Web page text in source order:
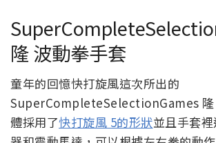
隆 波動拳手套
童年的回憶快打旋風這次所出的
SuperCompleteSelectionGames 隆
體採用了快打旋風 5的形狀並且手套